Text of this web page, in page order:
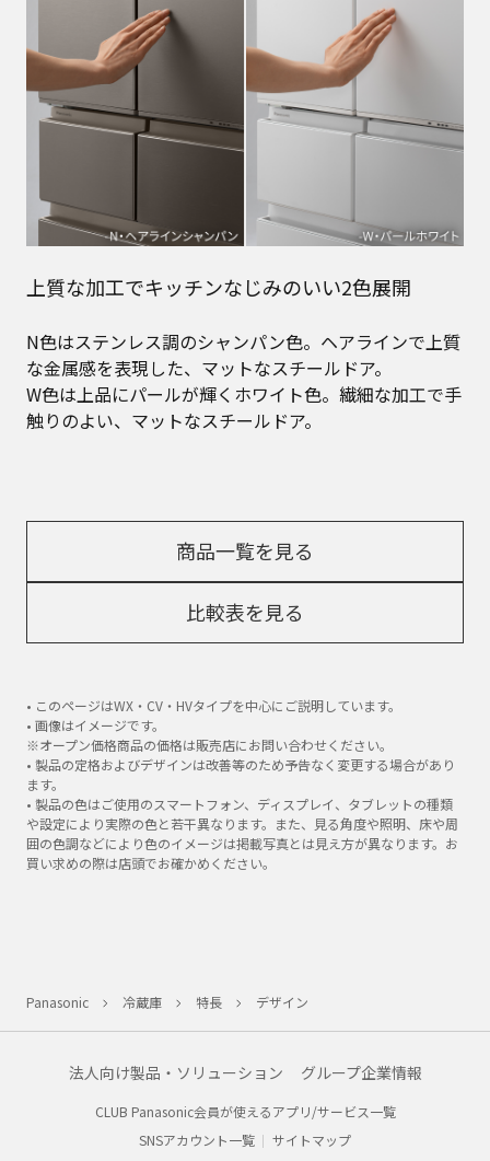
上質な加工でキッチンなじみのいい2色展開
N色はステンレス調のシャンパン色。ヘアラインで上質
な金属感を表現した、マットなスチールドア。
W色は上品にパールが輝くホワイト色。繊細な加工で手
触りのよい、マットなスチールドア。
商品一覧を見る
比較表を見る
• このページはWX・CV・HVタイプを中心にご説明しています。
• 画像はイメージです。
※オープン価格商品の価格は販売店にお問い合わせください。
• 製品の定格およびデザインは改善等のため予告なく変更する場合があり
ます。
• 製品の色はご使用のスマートフォン、ディスプレイ、タブレットの種類
や設定により実際の色と若干異なります。また、見る角度や照明、床や周
囲の色調などにより色のイメージは掲載写真とは見え方が異なります。お
買い求めの際は店頭でお確かめください。
Panasonic 冷蔵庫 特長 デザイン
法人向け製品・ソリューション グループ企業情報
CLUB Panasonic会員が使えるアプリ/サービス一覧
SNSアカウント一覧
サイトマップ